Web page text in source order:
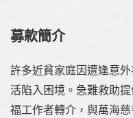
募款簡介
許多近貧家庭因遭逢意
活陷入困境。急難救助
福工作者轉介，與萬海